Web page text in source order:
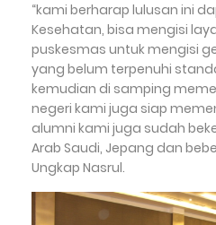
“kami berharap lulusan ini
Kesehatan, bisa mengisi
puskesmas untuk mengisi
yang belum terpenuhi
kemudian di samping
negeri kami juga siap
alumni kami juga sudah
Arab Saudi, Jepang dan
Ungkap Nasrul.